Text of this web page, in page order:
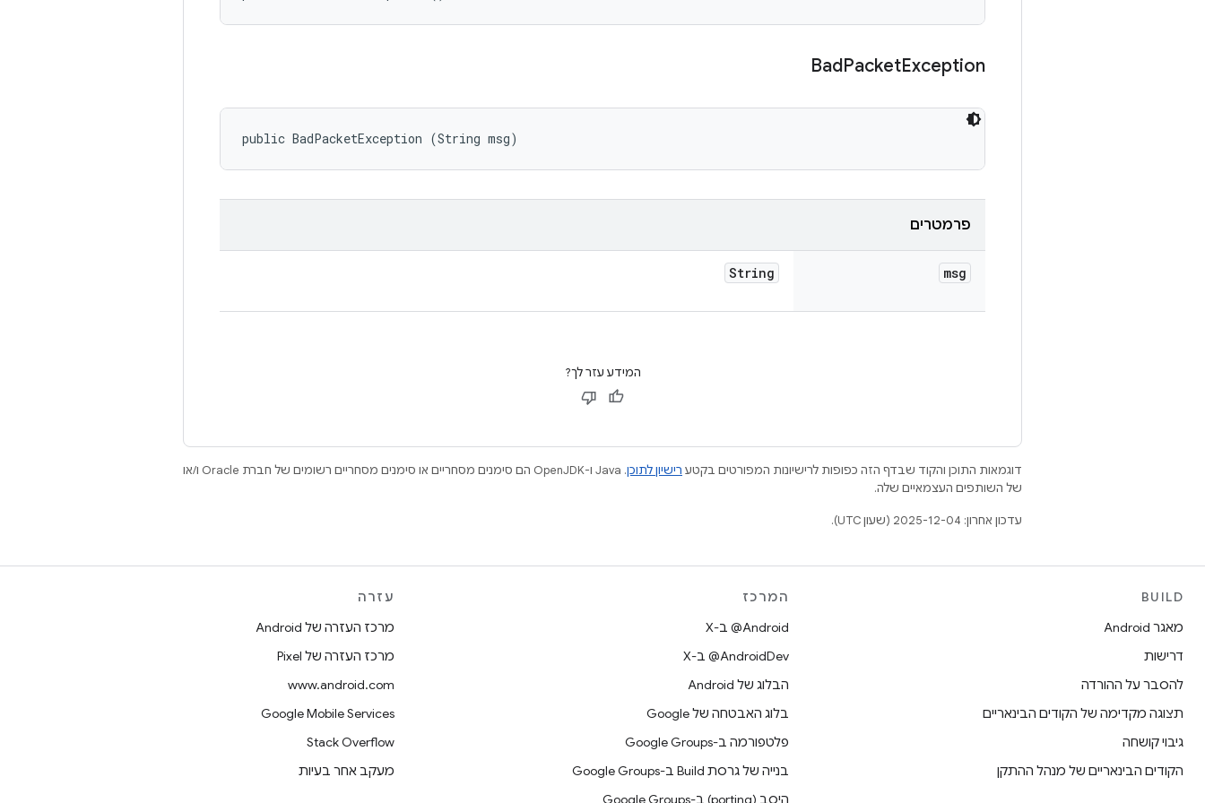
BadPacketException
public BadPacketException (String msg)
פרמטרים
msg
String
המידע עזר לך?
דוגמאות התוכן והקוד שבדף הזה כפופות לרישיונות המפורטים בקטע רישיון לתוכן
.‏ Java ו-OpenJDK הם סימנים מסחריים או סימנים מסחריים רשומים של חברת Oracle ו/או
של השותפים העצמאיים שלה.
עדכון אחרון: 2025-12-04 (שעון UTC).
BUILD
מאגר Android
דרישות
להסבר על ההורדה
תצוגה מקדימה של הקודים הבינאריים
גיבוי קושחה
הקודים הבינאריים של מנהל ההתקן
המרכז
‫‎@Android ב-X
‫‎@AndroidDev ב-X
הבלוג של Android
בלוג האבטחה של Google
פלטפורמה ב-Google Groups
בנייה של גרסת Build ב-Google Groups
היסב (porting) ב-Google Groups
עזרה
מרכז העזרה של Android
מרכז העזרה של Pixel
www.android.com
Google Mobile Services
Stack Overflow
מעקב אחר בעיות